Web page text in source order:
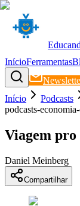
InícioFerramentas
Início
Podcasts
podcasts-
Viagem
Daniel Meinberg
Compartilhar